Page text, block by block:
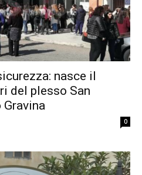
nasce il
del plesso San
0